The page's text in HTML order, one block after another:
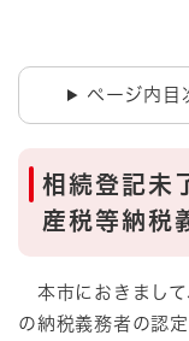
ページ内目
相続登記未
産税等納税
本市におきまして
の納税義務者の認